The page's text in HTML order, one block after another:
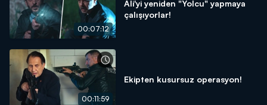
00:07:12
Ali'yi yeniden "Yolcu" yapmaya
çalışıyorlar!
00:11:59
Ekipten kusursuz operasyon!